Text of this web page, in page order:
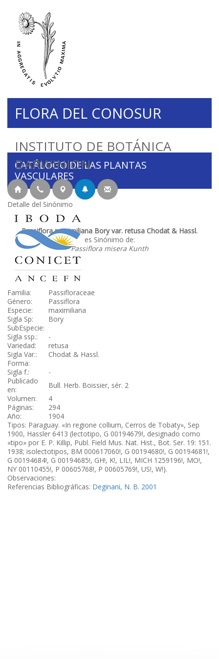
INSTITUTO DE BOTÁNICA
DARWINION
FLORA DEL CONOSUR
CATÁLOGO DE LAS PLANTAS
VASCULARES
Detalle del Sinónimo
Passiflora maximiliana Bory var. retusa Chodat & Hassl.
es Sinónimo de:
Passiflora misera Kunth
Familia:
Passifloraceae
Género:
Passiflora
Especie:
maximiliana
Sigla Sp:
Bory
SubEspecie:
Sigla ssp.:
-
Variedad:
retusa
Sigla Var.:
Chodat & Hassl.
Forma:
Sigla f.:
-
Publicado
en:
Bull. Herb. Boissier, sér. 2
Volumen:
4
Páginas:
294
Año:
1904
Tipos: Paraguay. «In regione collium, Cerros de Tobaty», Sep
1900, Hassler 6413 (lectotipo, G 00194679!, designado como
«tipo» por E. P. Killip, Publ. Field Mus. Nat. Hist., Bot. Ser. 19: 151.
1938; isolectotipos, BM 000617060!, G 00194680!, G 00194681!,
G 00194684!, G 00194685!, GH!, K!, LIL!, MICH 1259196!, MO!,
NY 00110455!, P 00605768!, P 00605769!, US!, W!).
Observaciones:
Referencias Bibliográficas: Deginani, N. B. 2001